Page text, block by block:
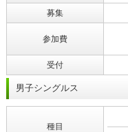
募集
参加費
受付
男子シングルス
種目